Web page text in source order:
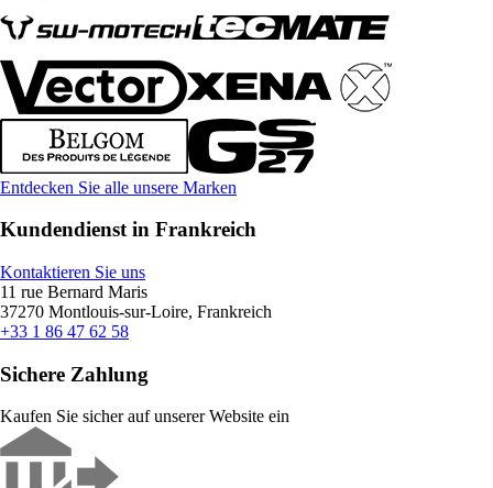
Entdecken Sie alle unsere Marken
Kundendienst in Frankreich
Kontaktieren Sie uns
11 rue Bernard Maris
37270 Montlouis-sur-Loire, Frankreich
+33 1 86 47 62 58
Sichere Zahlung
Kaufen Sie sicher auf unserer Website ein